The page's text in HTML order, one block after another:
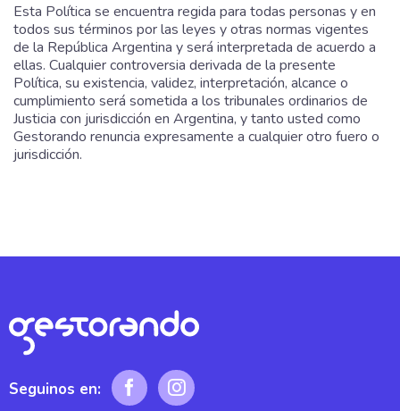
Esta Política se encuentra regida para todas personas y en
todos sus términos por las leyes y otras normas vigentes
de la República Argentina y será interpretada de acuerdo a
ellas. Cualquier controversia derivada de la presente
Política, su existencia, validez, interpretación, alcance o
cumplimiento será sometida a los tribunales ordinarios de
Justicia con jurisdicción en Argentina, y tanto usted como
Gestorando renuncia expresamente a cualquier otro fuero o
jurisdicción.
Seguinos en: